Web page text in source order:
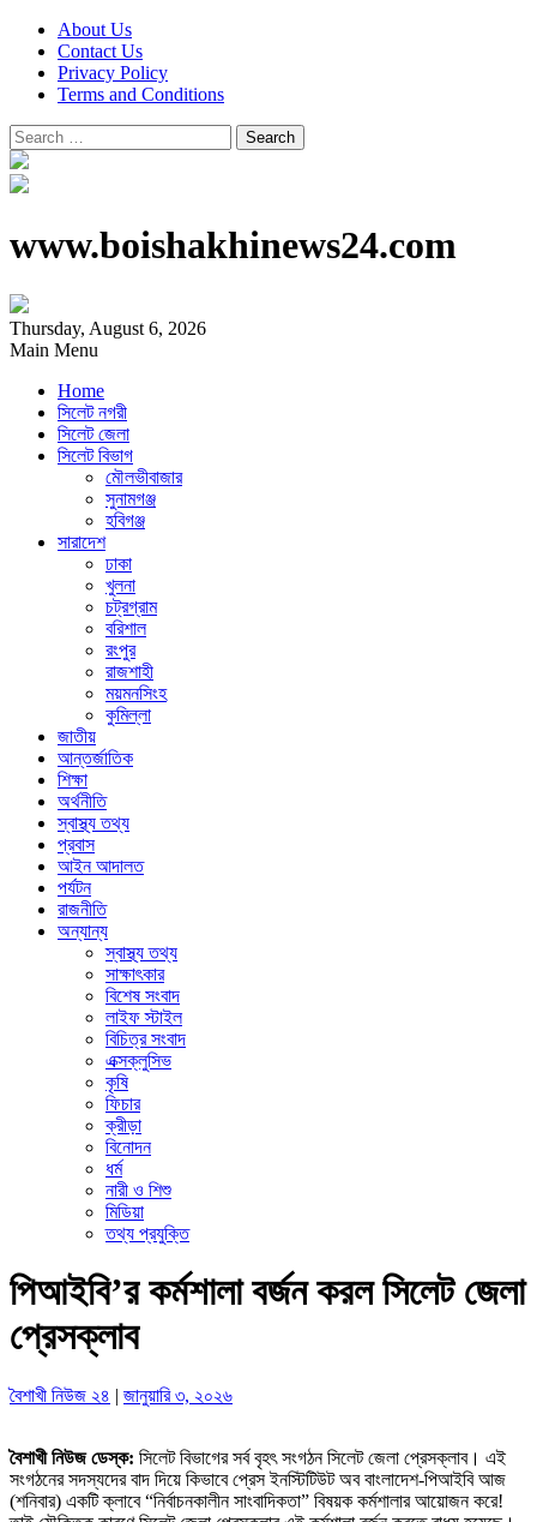
About Us
Contact Us
Privacy Policy
Terms and Conditions
Search
for:
www.boishakhinews24.com
Thursday, August 6, 2026
Main Menu
Home
সিলেট নগরী
সিলেট জেলা
সিলেট বিভাগ
মৌলভীবাজার
সুনামগঞ্জ
হবিগঞ্জ
সারাদেশ
ঢাকা
খুলনা
চট্রগ্রাম
বরিশাল
রংপুর
রাজশাহী
ময়মনসিংহ
কুমিল্লা
জাতীয়
আন্তর্জাতিক
শিক্ষা
অর্থনীতি
স্বাস্থ্য তথ্য
প্রবাস
আইন আদালত
পর্যটন
রাজনীতি
অন্যান্য
স্বাস্থ্য তথ্য
সাক্ষাৎকার
বিশেষ সংবাদ
লাইফ স্টাইল
বিচিত্র সংবাদ
এক্সক্লুসিভ
কৃষি
ফিচার
ক্রীড়া
বিনোদন
ধর্ম
নারী ও শিশু
মিডিয়া
তথ্য প্রযুক্তি
পিআইবি’র কর্মশালা বর্জন করল সিলেট জেলা
প্রেসক্লাব
বৈশাখী নিউজ ২৪ | জানুয়ারি ৩, ২০২৬
বৈশাখী নিউজ ডেস্ক: সিলেট বিভাগের সর্ব বৃহৎ সংগঠন সিলেট জেলা প্রেসক্লাব। এই
সংগঠনের সদস্যদের বাদ দিয়ে কিভাবে প্রেস ইনস্টিটিউট অব বাংলাদেশ-পিআইবি আজ
(শনিবার) একটি ক্লাবে “নির্বাচনকালীন সাংবাদিকতা” বিষয়ক কর্মশালার আয়োজন করে!